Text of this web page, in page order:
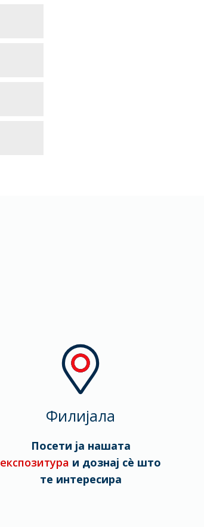
Филијала
Посети ја нашата
експозитура и дознај сè што
те интересира